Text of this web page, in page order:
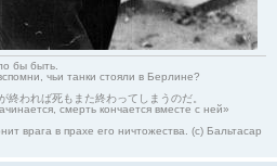
бы быть.
чьи танки стояли в Берлине?
われば死もまた終わってしまうのだ。
смерть кончается вместе с ней»
врага в прахе его ничтожества. (с) Бальтасар